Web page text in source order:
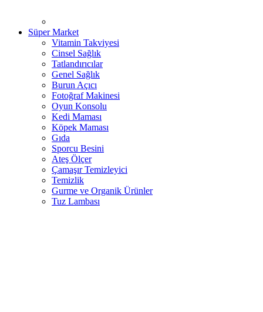
Süper Market
Vitamin Takviyesi
Cinsel Sağlık
Tatlandırıcılar
Genel Sağlık
Burun Açıcı
Fotoğraf Makinesi
Oyun Konsolu
Kedi Maması
Köpek Maması
Gıda
Sporcu Besini
Ateş Ölçer
Çamaşır Temizleyici
Temizlik
Gurme ve Organik Ürünler
Tuz Lambası